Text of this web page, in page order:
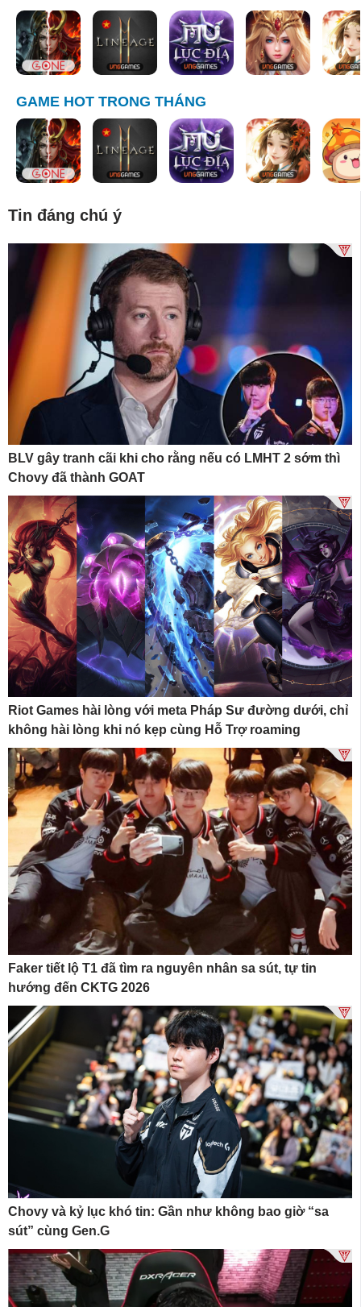
GAME HOT TRONG THÁNG
Tin đáng chú ý
BLV gây tranh cãi khi cho rằng nếu có LMHT 2 sớm thì
Chovy đã thành GOAT
Riot Games hài lòng với meta Pháp Sư đường dưới, chỉ
không hài lòng khi nó kẹp cùng Hỗ Trợ roaming
Faker tiết lộ T1 đã tìm ra nguyên nhân sa sút, tự tin
hướng đến CKTG 2026
Chovy và kỷ lục khó tin: Gần như không bao giờ “sa
sút” cùng Gen.G